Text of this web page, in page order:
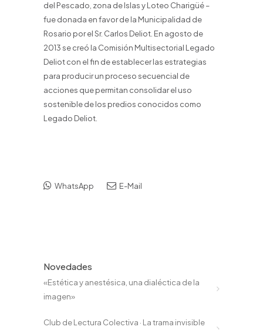
del Pescado, zona de Islas y Loteo Charigüé –
fue donada en favor de la Municipalidad de
Rosario por el Sr. Carlos Deliot. En agosto de
2013 se creó la Comisión Multisectorial Legado
Deliot con el fin de establecer las estrategias
para producir un proceso secuencial de
acciones que permitan consolidar el uso
sostenible de los predios conocidos como
Legado Deliot.
WhatsApp E-Mail
Novedades
«Estética y anestésica, una dialéctica de la
imagen»
Club de Lectura Colectiva · La trama invisible